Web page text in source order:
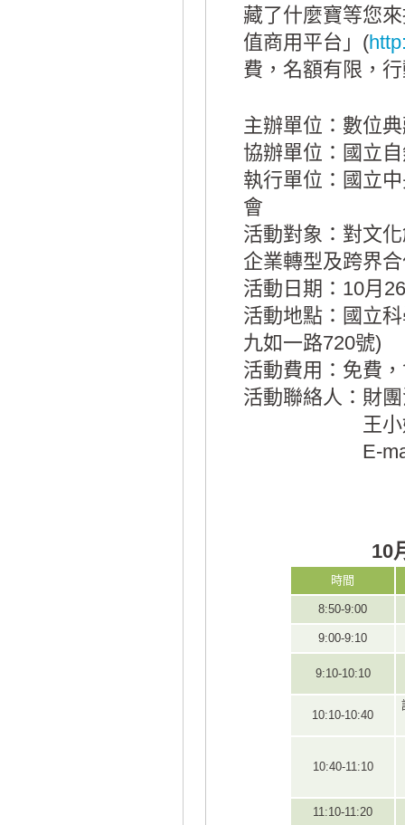
藏了什麼寶等您
值商用平台」(
費，名額有限，
主辦單位：數位
協辦單位：國立
執行單位：國立
會
活動對象：對文
企業轉型及跨界
活動日期：10月
活動地點：國立
九如一路720號)
活動費用：免費
活動聯絡人：財
王小姐 電
E-mail：
10
時間
8:50-9:00
9:00-9:10
9:10-10:10
10:10-10:40
10:40-11:10
11:10-11:20